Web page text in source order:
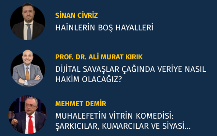
SINAN CIVRIZ
HAİNLERİN BOŞ HAYALLERİ
PROF. DR. ALI MURAT KIRIK
DİJİTAL SAVAŞLAR ÇAĞINDA VERİYE NASIL
HAKİM OLACAĞIZ?
MEHMET DEMIR
MUHALEFETİN VİTRİN KOMEDİSİ:
ŞARKICILAR, KUMARCILAR VE SİYASİ